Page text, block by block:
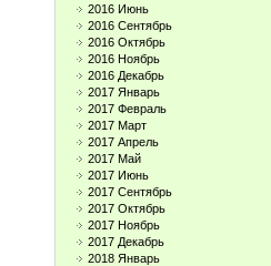
2016 Июнь
2016 Сентябрь
2016 Октябрь
2016 Ноябрь
2016 Декабрь
2017 Январь
2017 Февраль
2017 Март
2017 Апрель
2017 Май
2017 Июнь
2017 Сентябрь
2017 Октябрь
2017 Ноябрь
2017 Декабрь
2018 Январь